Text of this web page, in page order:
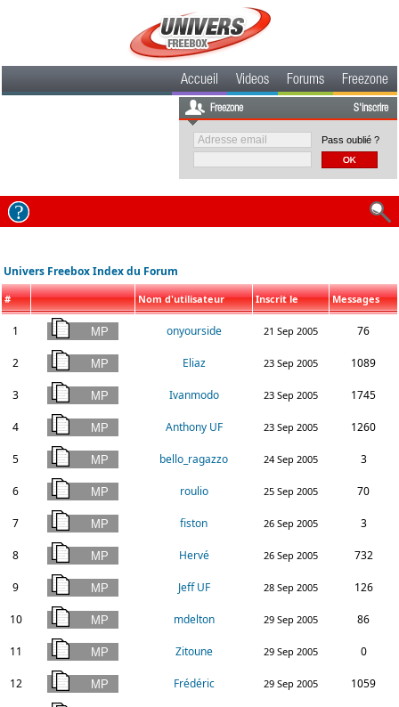
Accueil Videos Forums Freezone
Freezone S'inscrire
Pass oublié ?
Univers Freebox Index du Forum
# Nom d'utilisateur Inscrit le Messages
1 onyourside 21 Sep 2005 76
2 Eliaz 23 Sep 2005 1089
3 Ivanmodo 23 Sep 2005 1745
4 Anthony UF 23 Sep 2005 1260
5 bello_ragazzo 24 Sep 2005 3
6 roulio 25 Sep 2005 70
7 fiston 26 Sep 2005 3
8 Hervé 26 Sep 2005 732
9 Jeff UF 28 Sep 2005 126
10 mdelton 29 Sep 2005 86
11 Zitoune 29 Sep 2005 0
12 Frédéric 29 Sep 2005 1059